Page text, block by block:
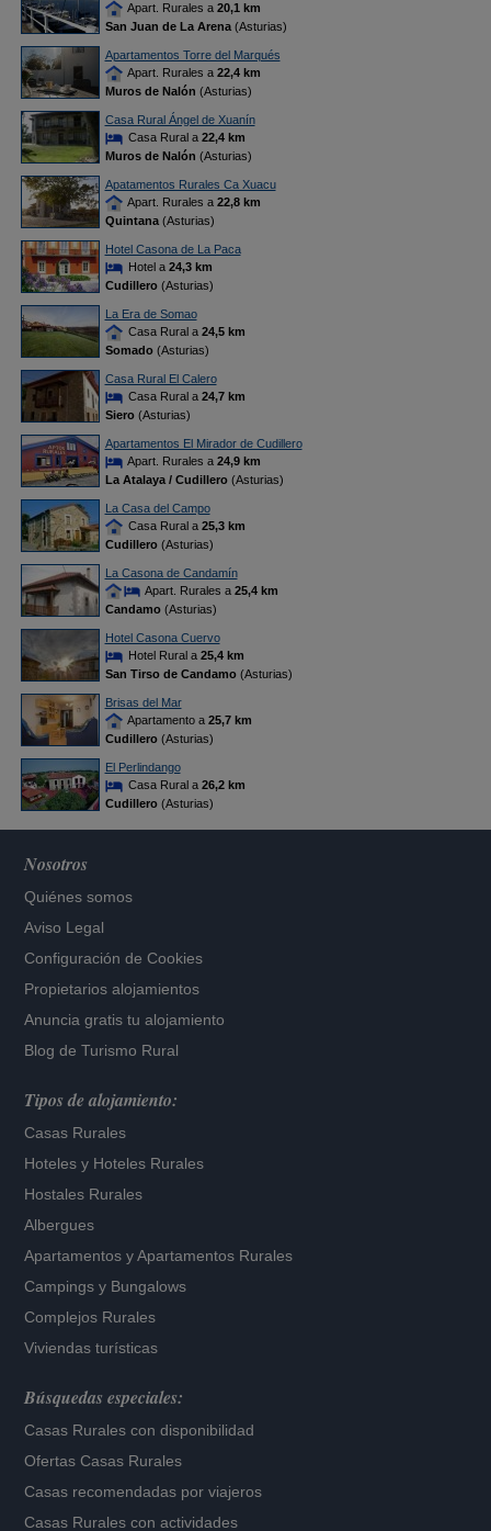
Apart. Rurales a 20,1 km
San Juan de La Arena(Asturias)
Apartamentos Torre del Marqués
Apart. Rurales a 22,4 km
Muros de Nalón (Asturias)
Casa Rural Ángel de Xuanín
Casa Rural a 22,4 km
Muros de Nalón (Asturias)
Apatamentos Rurales Ca Xuacu
Apart. Rurales a 22,8 km
Quintana(Asturias)
Hotel Casona de La Paca
Hotel a 24,3 km
Cudillero(Asturias)
La Era de Somao
Casa Rural a 24,5 km
Somado(Asturias)
Casa Rural El Calero
Casa Rural a 24,7 km
Siero(Asturias)
Apartamentos El Mirador de Cudillero
Apart. Rurales a 24,9 km
La Atalaya / Cudillero(Asturias)
La Casa del Campo
Casa Rural a 25,3 km
Cudillero(Asturias)
La Casona de Candamín
Apart. Rurales a 25,4 km
Candamo(Asturias)
Hotel Casona Cuervo
Hotel Rural a 25,4 km
San Tirso de Candamo(Asturias)
Brisas del Mar
Apartamento a 25,7 km
Cudillero(Asturias)
El Perlindango
Casa Rural a 26,2 km
Cudillero(Asturias)
Nosotros
Quiénes somos
Aviso Legal
Configuración de Cookies
Propietarios alojamientos
Anuncia gratis tu alojamiento
Blog de Turismo Rural
Tipos de alojamiento:
Casas Rurales
Hoteles y Hoteles Rurales
Hostales Rurales
Albergues
Apartamentos yApartamentos Rurales
Campings y Bungalows
Complejos Rurales
Viviendas turísticas
Búsquedas especiales:
Casas Rurales con disponibilidad
Ofertas Casas Rurales
Casas recomendadas por viajeros
Casas Rurales con actividades